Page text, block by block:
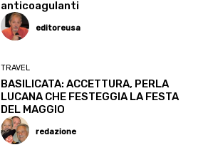
anticoagulanti
editoreusa
TRAVEL
BASILICATA: ACCETTURA, PERLA
LUCANA CHE FESTEGGIA LA FESTA
DEL MAGGIO
redazione